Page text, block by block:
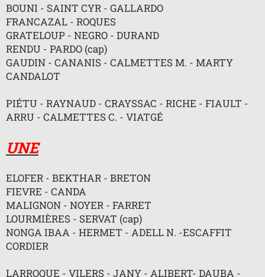
e
n
o
n
l
u
BOUNI - SAINT CYR - GALLARDO
FRANCAZAL - ROQUES
GRATELOUP - NEGRO - DURAND
RENDU - PARDO (cap)
GAUDIN - CANANIS - CALMETTES M. - MARTY
CANDALOT
PIÉTU - RAYNAUD - CRAYSSAC - RICHE - FIAULT -
ARRU - CALMETTES C. - VIATGÉ
UNE
ELOFER - BEKTHAR - BRETON
FIEVRE - CANDA
MALIGNON - NOYER - FARRET
LOURMIÈRES - SERVAT (cap)
NONGA IBAA - HERMET - ADELL N. -ESCAFFIT
CORDIER
LARROQUE - VILERS - JANY - ALIBERT- DAUBA -